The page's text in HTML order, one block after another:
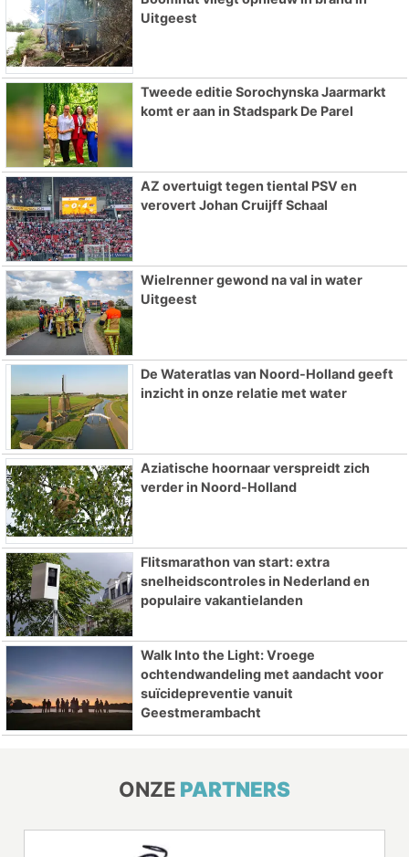
Uitgeest
Tweede editie Sorochynska Jaarmarkt
komt er aan in Stadspark De Parel
AZ overtuigt tegen tiental PSV en
verovert Johan Cruijff Schaal
Wielrenner gewond na val in water
Uitgeest
De Wateratlas van Noord-Holland geeft
inzicht in onze relatie met water
Aziatische hoornaar verspreidt zich
verder in Noord-Holland
Flitsmarathon van start: extra
snelheidscontroles in Nederland en
populaire vakantielanden
Walk Into the Light: Vroege
ochtendwandeling met aandacht voor
suïcidepreventie vanuit
Geestmerambacht
ONZE PARTNERS